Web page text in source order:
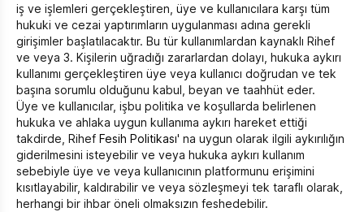
iş ve işlemleri gerçekleştiren, üye ve kullanıcılara karşı tüm
hukuki ve cezai yaptırımların uygulanması adına gerekli
girişimler başlatılacaktır. Bu tür kullanımlardan kaynaklı Rihef
ve veya 3. Kişilerin uğradığı zararlardan dolayı, hukuka aykırı
kullanımı gerçekleştiren üye veya kullanıcı doğrudan ve tek
başına sorumlu olduğunu kabul, beyan ve taahhüt eder.
Üye ve kullanıcılar, işbu politika ve koşullarda belirlenen
hukuka ve ahlaka uygun kullanıma aykırı hareket ettiği
takdirde, Rihef Fesih Politikası' na uygun olarak ilgili aykırılığın
giderilmesini isteyebilir ve veya hukuka aykırı kullanım
sebebiyle üye ve veya kullanıcının platformunu erişimini
kısıtlayabilir, kaldırabilir ve veya sözleşmeyi tek taraflı olarak,
herhangi bir ihbar öneli olmaksızın feshedebilir.